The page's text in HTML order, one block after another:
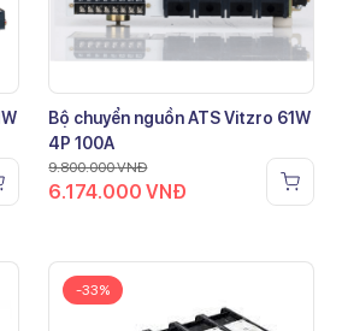
Bộ chuyển nguồn ATS Vitzro 61W
4P 100A
9.800.000VNĐ
6.174.000VNĐ
-33%